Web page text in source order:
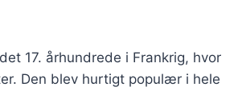
17. århundrede i Frankrig, hvor
Den blev hurtigt populær i hele